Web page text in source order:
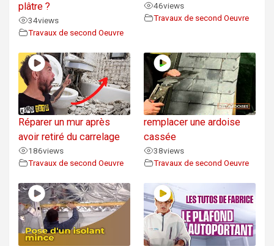
plâtre ?
34views
Travaux de second Oeuvre
46views
Travaux de second Oeuvre
Réparer un mur après
avoir retiré du carrelage
186views
Travaux de second Oeuvre
remplacer une ardoise
cassée
38views
Travaux de second Oeuvre